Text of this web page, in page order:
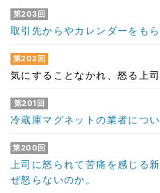
第203回
取引先からやカレンダーをも
第202回
気にすることなかれ、怒る上
第201回
冷蔵庫マグネットの業者につ
第200回
上司に怒られて苦痛を感じる
ぜ怒らないのか。